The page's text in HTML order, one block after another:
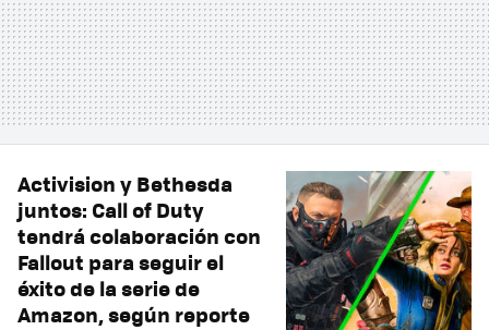
Activision y Bethesda
juntos: Call of Duty
tendrá colaboración con
Fallout para seguir el
éxito de la serie de
Amazon, según reporte